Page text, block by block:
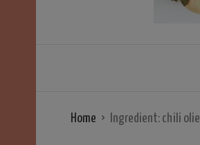
Home Ingredient: chili olie